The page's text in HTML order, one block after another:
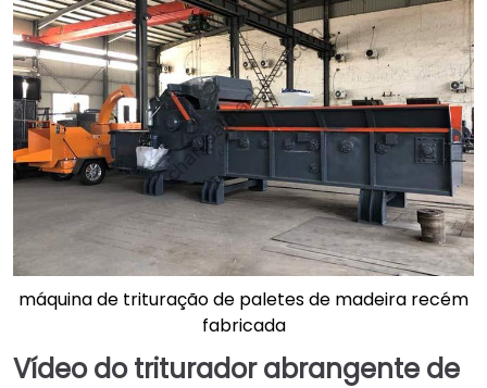
máquina de trituração de paletes de madeira recém
fabricada
Vídeo do triturador abrangente de